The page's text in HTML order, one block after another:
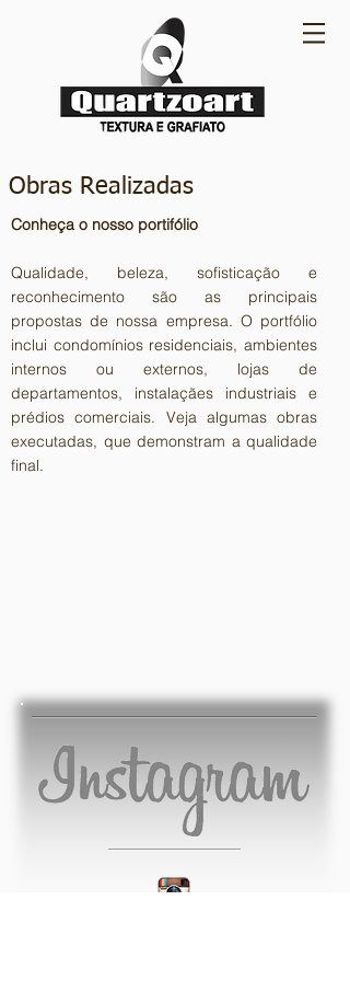
Obras Realizadas
Conheça o nosso portifólio
Qualidade, beleza, sofisticação e
reconhecimento são as principais
propostas de nossa empresa. O portfólio
inclui condomínios residenciais, ambientes
internos ou externos, lojas de
departamentos, instalaçães industriais e
prédios comerciais. Veja algumas obras
executadas, que demonstram a qualidade
final.